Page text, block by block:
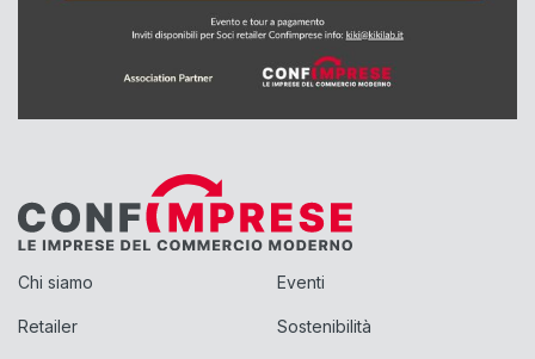
Chi siamo
Retailer
Eventi
Sostenibilità